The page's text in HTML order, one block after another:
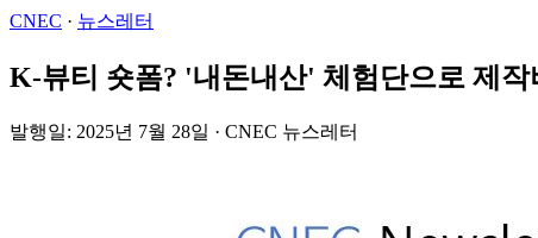
CNEC · 뉴스레터
K-뷰티 숏폼? '내돈내산' 체험단으로 제작
발행일: 2025년 7월 28일 · CNEC 뉴스레터